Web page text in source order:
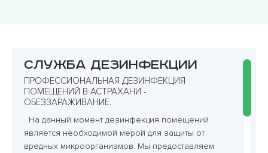
Служба дезинфекции
ПРОФЕССИОНАЛЬНАЯ ДЕЗИНФЕКЦИЯ
ПОМЕЩЕНИЙ В АСТРАХАНИ -
ОБЕЗЗАРАЖИВАНИЕ.
На данный момент дезинфекция помещений
является необходимой мерой для защиты от
вредных микроорганизмов. Мы предоставляем